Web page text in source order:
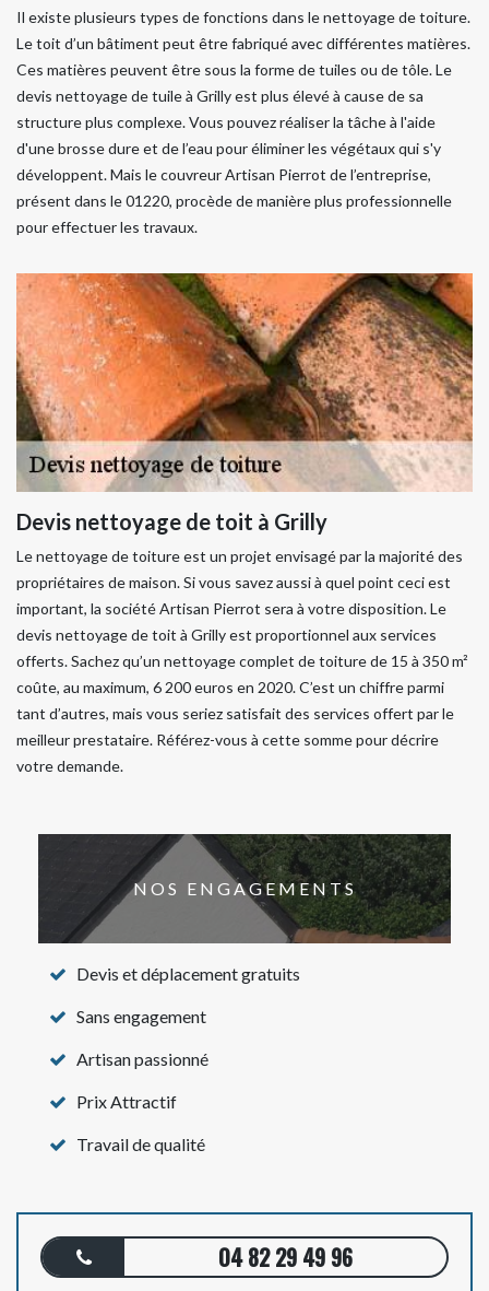
Il existe plusieurs types de fonctions dans le nettoyage de toiture.
Le toit d’un bâtiment peut être fabriqué avec différentes matières.
Ces matières peuvent être sous la forme de tuiles ou de tôle. Le
devis nettoyage de tuile à Grilly est plus élevé à cause de sa
structure plus complexe. Vous pouvez réaliser la tâche à l'aide
d'une brosse dure et de l’eau pour éliminer les végétaux qui s'y
développent. Mais le couvreur Artisan Pierrot de l’entreprise,
présent dans le 01220, procède de manière plus professionnelle
pour effectuer les travaux.
Devis nettoyage de toit à Grilly
Le nettoyage de toiture est un projet envisagé par la majorité des
propriétaires de maison. Si vous savez aussi à quel point ceci est
important, la société Artisan Pierrot sera à votre disposition. Le
devis nettoyage de toit à Grilly est proportionnel aux services
offerts. Sachez qu’un nettoyage complet de toiture de 15 à 350 m²
coûte, au maximum, 6 200 euros en 2020. C’est un chiffre parmi
tant d’autres, mais vous seriez satisfait des services offert par le
meilleur prestataire. Référez-vous à cette somme pour décrire
votre demande.
NOS ENGAGEMENTS
Devis et déplacement gratuits
Sans engagement
Artisan passionné
Prix Attractif
Travail de qualité
04 82 29 49 96